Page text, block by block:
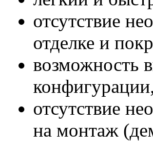
отсутствие
отделке и
возможность
конфигурации,
отсутствие
на монтаж